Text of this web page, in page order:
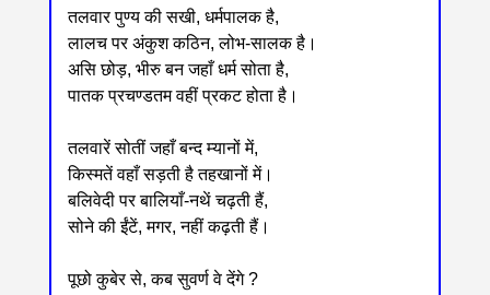
तलवार पुण्य की सखी, धर्मपालक है,
लालच पर अंकुश कठिन, लोभ-सालक है।
असि छोड़, भीरु बन जहाँ धर्म सोता है,
पातक प्रचण्डतम वहीं प्रकट होता है।
तलवारें सोतीं जहाँ बन्द म्यानों में,
किस्मतें वहाँ सड़ती है तहखानों में।
बलिवेदी पर बालियाँ-नथें चढ़ती हैं,
सोने की ईंटें, मगर, नहीं कढ़ती हैं।
पूछो कुबेर से, कब सुवर्ण वे देंगे ?